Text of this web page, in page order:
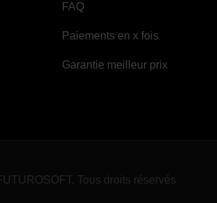
FAQ
Paiements en x fois
Garantie meilleur prix
Tous droits réservés